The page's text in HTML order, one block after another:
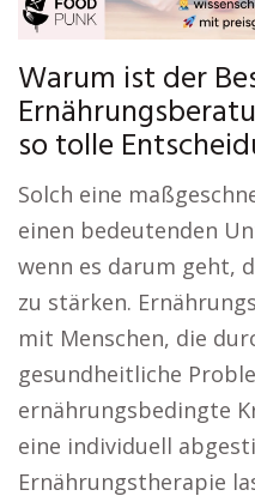
Warum ist der
so tolle
Solch eine
einen bedeutenden
wenn es darum geht,
zu stärken.
mit Menschen, die
gesundheitliche
ernährungsbedingte
eine individuell
Ernährungstherapie